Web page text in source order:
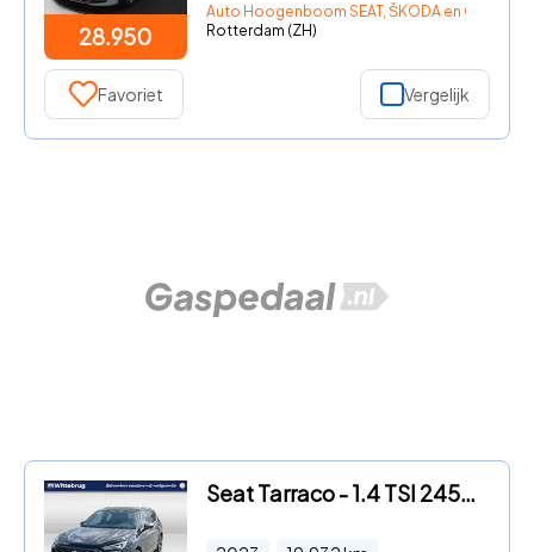
28.950
Auto Hoogenboom SEAT, ŠKODA en
Rotterdam (ZH)
Favoriet Vergelijk
Seat Tarraco - 1.4 TSI 245pk e-Hybrid PHEV FR Business Intense / Virtual co